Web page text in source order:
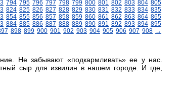
794 795 796 797 798 799 800 801 802 803 804 805
824 825 826 827 828 829 830 831 832 833 834 835
854 855 856 857 858 859 860 861 862 863 864 865
884 885 886 887 888 889 890 891 892 893 894 895
898 899 900 901 902 903 904 905 906 907 908 →
Не забывают «подкармливать» ее у нас.
сыр для извилин в нашем городе. И где,